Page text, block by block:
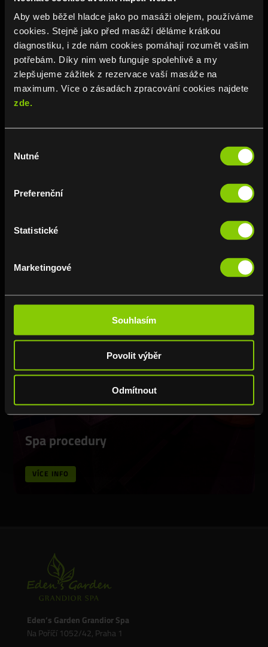
Aby web běžel hladce jako po masáži olejem, používáme
cookies. Stejně jako před masáží děláme krátkou
diagnostiku, i zde nám cookies pomáhají rozumět vašim
potřebám. Díky nim web funguje spolehlivě a my
zlepšujeme zážitek z rezervace vaší masáže na
maximum. Více o zásadách zpracování cookies najdete
zde.
souhlasu
Nutné
Preferenční
Statistické
Marketingové
Souhlasím
Povolit výběr
Odmítnout
Wellness
VÍCE INFO
Beer Spa
VÍCE INFO
Spa procedury
VÍCE INFO
Eden’s Garden Grandior Spa
Na Poříčí 1052/42, Praha 1